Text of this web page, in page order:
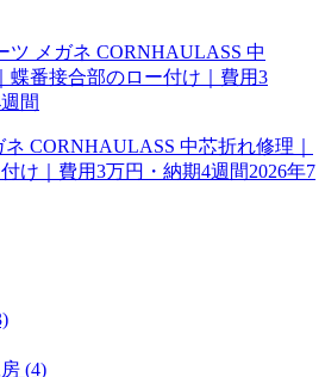
CORNHAULASS 中芯折れ修理｜
け｜費用3万円・納期4週間2026年7
(4)